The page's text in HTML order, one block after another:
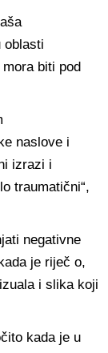
oblasti
biti pod
naslove i
izrazi i
traumatični“,
negativne
je riječ o,
i slika koji
kada je u